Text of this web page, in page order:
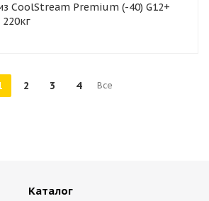
CoolStream Premium (-40) G12+
2 3 4 Все
Каталог